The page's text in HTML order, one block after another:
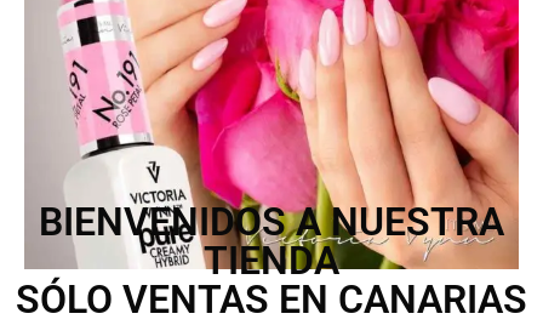
BIENVENIDOS A NUESTRA
TIENDA
SÓLO VENTAS EN CANARIAS